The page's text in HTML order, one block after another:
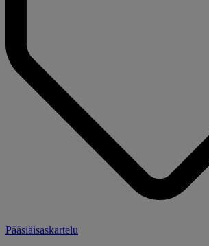
Pääsiäisaskartelu